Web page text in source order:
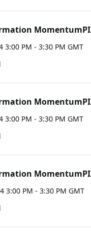
MomentumPI
3:00 PM - 3:30 PM GMT
MomentumPI
3:00 PM - 3:30 PM GMT
MomentumPI
3:00 PM - 3:30 PM GMT